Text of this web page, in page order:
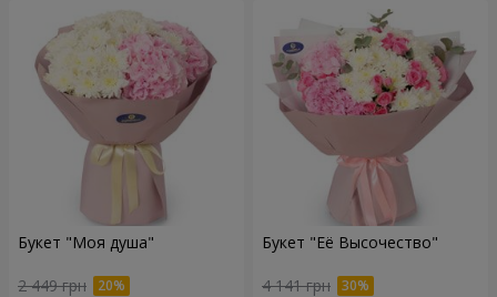
Букет "Моя душа"
2 449 грн
Букет "Её Высочество"
4 141 грн